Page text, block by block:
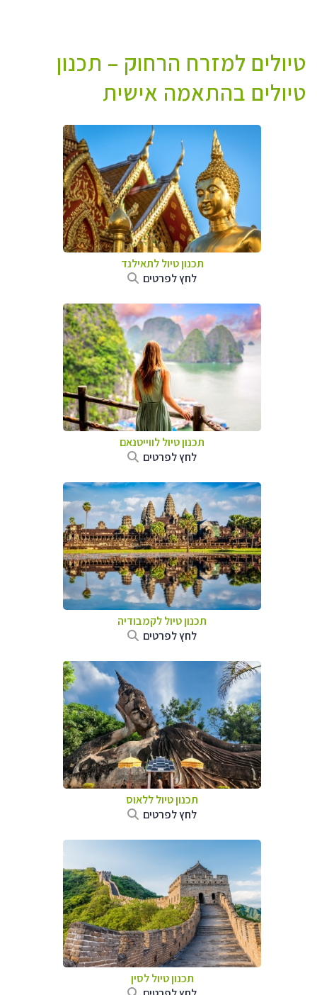
טיולים למזרח הרחוק – תכנון
טיולים בהתאמה אישית
תכנון טיול לתאילנד
לחץ לפרטים
תכנון טיול לווייטנאם
לחץ לפרטים
תכנון טיוללקמבודיה
לחץ לפרטים
תכנון טיולללאוס
לחץ לפרטים
תכנון טיוללסין